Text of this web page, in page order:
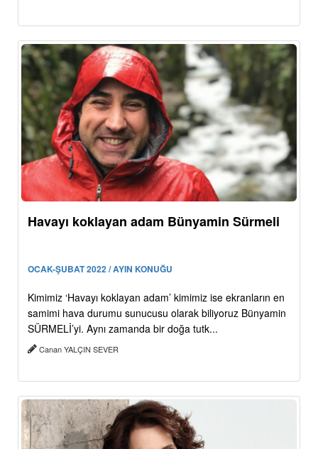
Havayı koklayan adam Bünyamin Sürmeli
OCAK-ŞUBAT 2022 / AYIN KONUĞU
Kimimiz ‘Havayı koklayan adam’ kimimiz ise ekranların en
samimi hava durumu sunucusu olarak biliyoruz Bünyamin
SÜRMELİ’yi. Aynı zamanda bir doğa tutk...
Canan YALÇIN SEVER